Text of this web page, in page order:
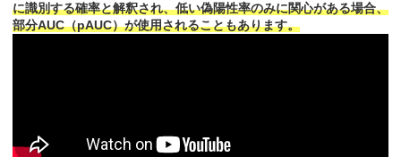
に識別する確率と解釈され、低い偽陽性率のみに関心がある場合、
部分AUC（pAUC）が使用されることもあります。